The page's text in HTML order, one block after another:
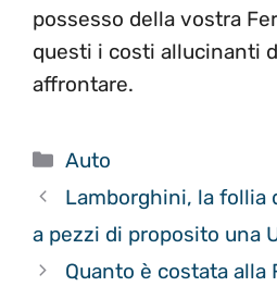
possesso della vostra
questi i costi allucinanti
affrontare.
Categorie
Auto
Lamborghini, la follia
a pezzi di proposito una
Quanto è costata alla